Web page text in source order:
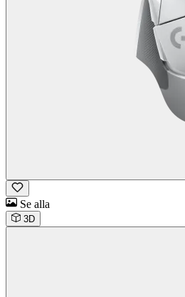
Se alla
3D